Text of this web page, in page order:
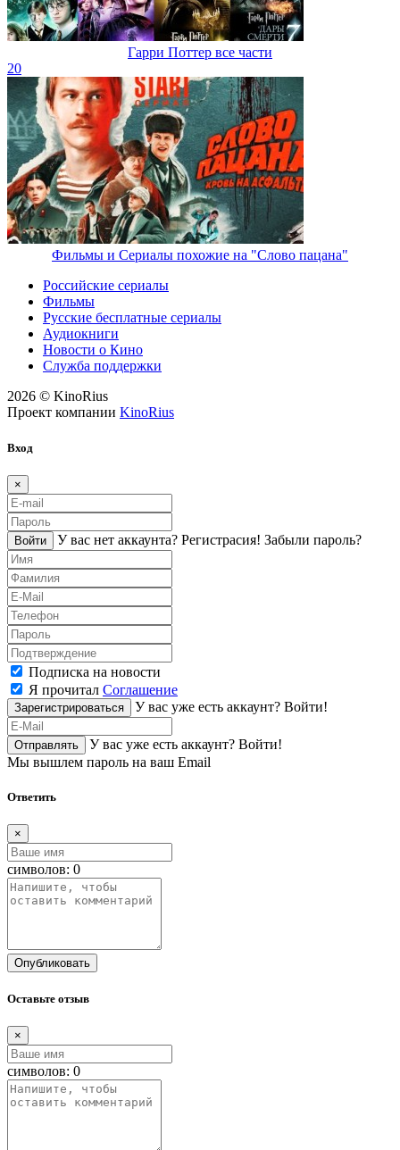
Гарри Поттер все части
20
Фильмы и Сериалы похожие на "Слово пацана"
Российские сериалы
Фильмы
Русские бесплатные сериалы
Аудиокниги
Новости о Кино
Служба поддержки
2026 © KinoRius
Проект компании KinoRius
Вход
×
Войти У вас нет аккаунта? Регистраcия! Забыли пароль?
Подписка на новости
Я прочитал Соглашение
Зарегистрироваться У вас уже есть аккаунт? Войти!
Отправлять У вас уже есть аккаунт? Войти!
Мы вышлем пароль на ваш Email
Ответить
×
символов: 0
Опубликовать
Оставьте отзыв
×
символов: 0